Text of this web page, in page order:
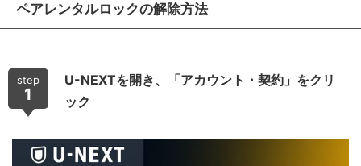
ペアレンタルロックの解除方法
step
1
U-NEXTを開き、「アカウント・契約」をクリ
ック